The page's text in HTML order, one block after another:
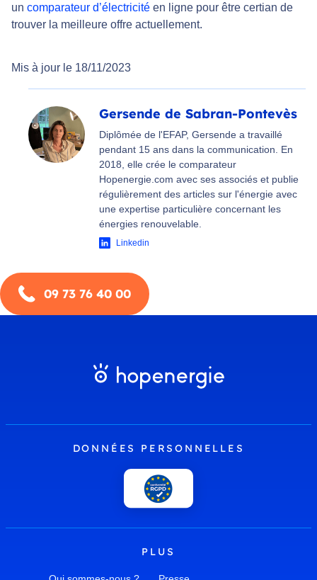
un comparateur d’électricité en ligne pour être certian de
trouver la meilleure offre actuellement.
Mis à jour le 18/11/2023
Gersende de Sabran-Pontevès
Diplômée de l'EFAP, Gersende a travaillé
pendant 15 ans dans la communication. En
2018, elle crée le comparateur
Hopenergie.com avec ses associés et publie
régulièrement des articles sur l'énergie avec
une expertise particulière concernant les
énergies renouvelable.
Linkedin
09 73 76 40 00
DONNÉES PERSONNELLES
PLUS